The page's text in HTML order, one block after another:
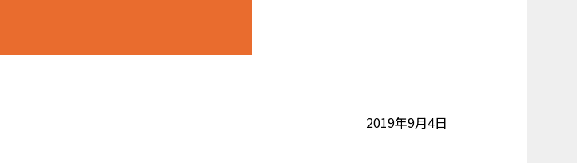
2019年9月4日